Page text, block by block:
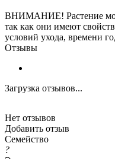
ВНИМАНИЕ! Растение
так как они имеют
условий ухода, времени
Отзывы
Загрузка отзывов...
Нет отзывов
Добавить отзыв
Семейство
?